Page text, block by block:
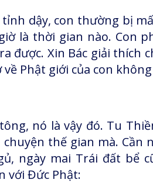
dậy, con thường bị
là thời gian nào. Con
được. Xin Bác giải thích
Phật giới của con không
nó là vậy đó. Tu
thế gian mà. Cần
ngày mai Trái đất bể
với Đức Phật: